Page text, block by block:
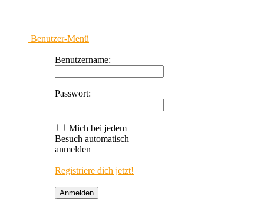
Benutzer-Menü
Benutzername:
Passwort:
Mich bei jedem
Besuch automatisch
anmelden
Registriere dich jetzt!